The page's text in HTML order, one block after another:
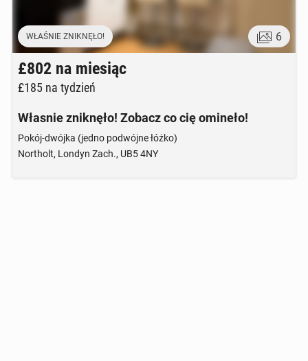
WŁAŚNIE ZNIKNĘŁO! 6
£802 na miesiąc
£185 na tydzień
Własnie zniknęło! Zobacz co cię omineło!
Pokój-dwójka (jedno podwójne łóżko)
Northolt, Londyn Zach., UB5 4NY